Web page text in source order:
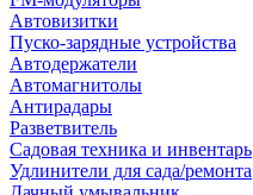
Автовизитки
Пуско-зарядные устройства
Автодержатели
Автомагнитолы
Антирадары
Разветвитель
Садовая техника и инвентарь
Удлинители для сада/ремонта